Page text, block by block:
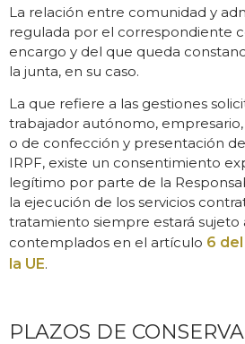
La relación entre comunidad y
regulada por el correspondiente
encargo y del que queda
la junta, en su caso.
La que refiere a las gestiones
trabajador autónomo,
o de confección y presentación
IRPF, existe un consentimiento
legítimo por parte de la
la ejecución de los servicios
tratamiento siempre estará sujeto
contemplados en el artículo 6 del
la UE.
PLAZOS DE